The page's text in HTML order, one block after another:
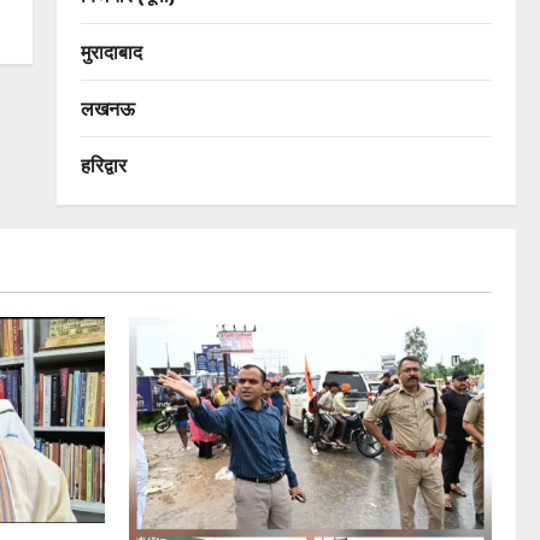
मुरादाबाद
लखनऊ
हरिद्वार